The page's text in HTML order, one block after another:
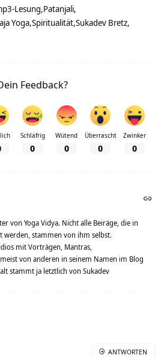
Lesung Patanjali
Yoga Spiritualität Sukadev Bretz
Feedback?
Schläfrig
0
Wütend
0
Überrascht
0
Zwinker
0
von Yoga Vidya. Nicht alle Beiräge, die in
stammen von ihm selbst.
mit Vorträgen, Mantras,
von anderen in seinem Namen im Blog
stammt ja letztlich von Sukadev
ANTWORTEN